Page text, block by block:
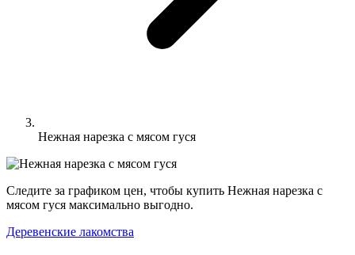
Нежная нарезка с мясом гуся
Следите за графиком цен, чтобы купить Нежная нарезка с
мясом гуся максимально выгодно.
Деревенские лакомства